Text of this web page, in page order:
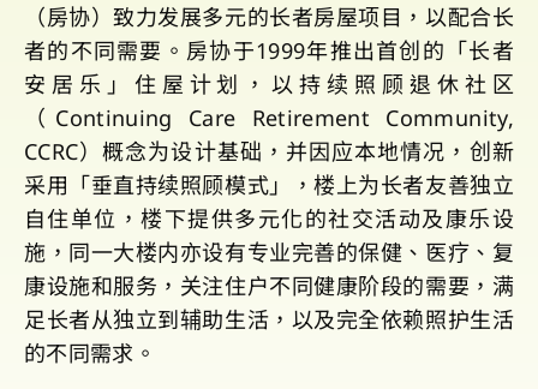
（房协）致力发展多元的长者房屋项目，以配合长
者的不同需要。房协于1999年推出首创的「长者
安居乐」住屋计划，以持续照顾退休社区
（Continuing Care Retirement Community,
CCRC）概念为设计基础，并因应本地情况，创新
采用「垂直持续照顾模式」，楼上为长者友善独立
自住单位，楼下提供多元化的社交活动及康乐设
施，同一大楼内亦设有专业完善的保健、医疗、复
康设施和服务，关注住户不同健康阶段的需要，满
足长者从独立到辅助生活，以及完全依赖照护生活
的不同需求。